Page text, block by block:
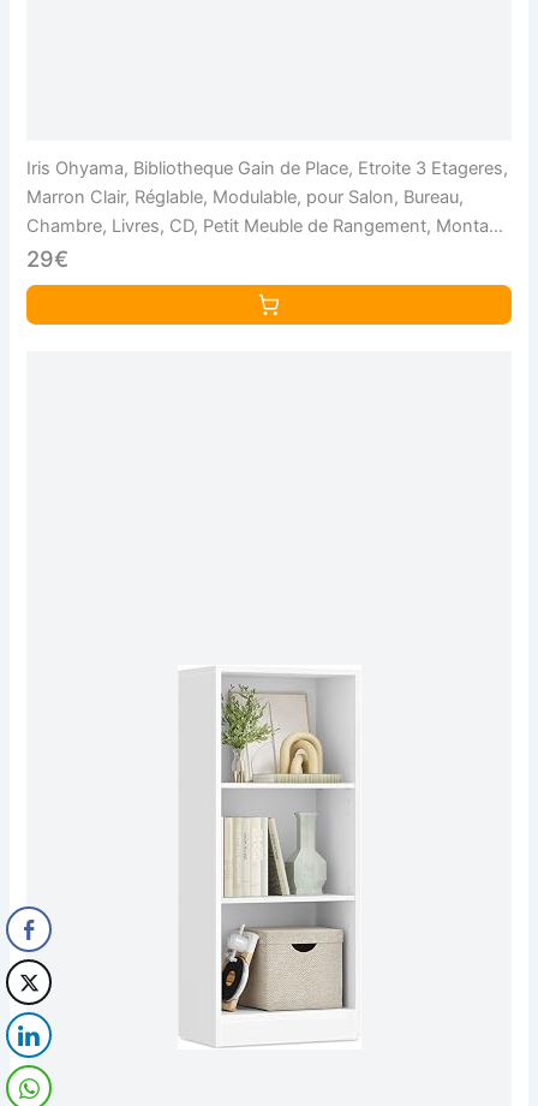
Iris Ohyama, Bibliotheque Gain de Place, Etroite 3 Etageres,
Marron Clair, Réglable, Modulable, pour Salon, Bureau,
Chambre, Livres, CD, Petit Meuble de Rangement, Montage
Facile, UB-9020
29€